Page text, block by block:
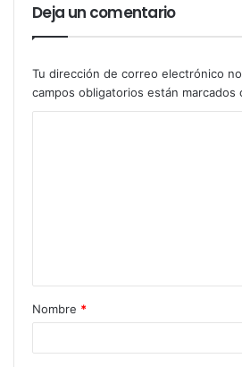
Deja un comentario
Tu dirección de correo electrónico
campos obligatorios están marcados
Nombre *